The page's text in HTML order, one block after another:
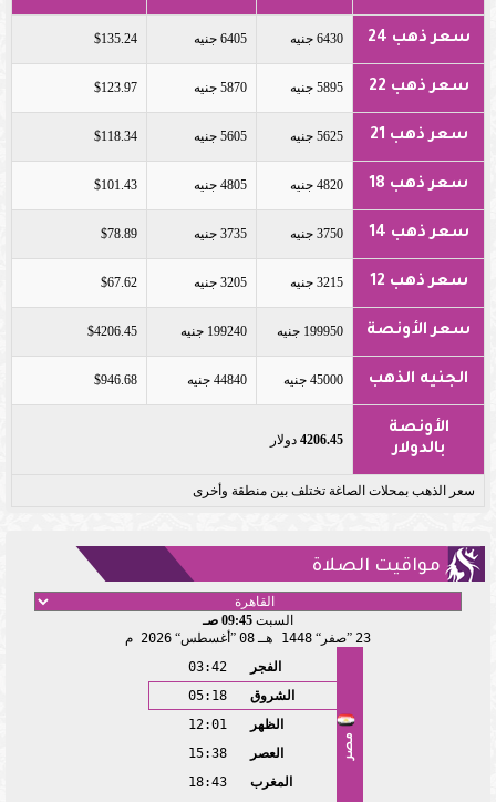
سعر ذهب 24 6430 جنيه 6405 جنيه $135.24
سعر ذهب 22 5895 جنيه 5870 جنيه $123.97
سعر ذهب 21 5625 جنيه 5605 جنيه $118.34
سعر ذهب 18 4820 جنيه 4805 جنيه $101.43
سعر ذهب 14 3750 جنيه 3735 جنيه $78.89
سعر ذهب 12 3215 جنيه 3205 جنيه $67.62
سعر الأونصة 199950 جنيه 199240 جنيه $4206.45
الجنيه الذهب 45000 جنيه 44840 جنيه $946.68
الأونصة
بالدولار
4206.45 دولار
سعر الذهب بمحلات الصاغة تختلف بين منطقة وأخرى
مواقيت الصلاة
السبت 09:45 صـ
23 صفر 1448 هـ 08 أغسطس 2026 م
مصر
الفجر
03:42
الشروق
05:18
الظهر
12:01
العصر
15:38
المغرب
18:43